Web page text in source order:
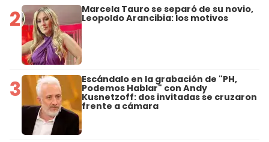
2 Marcela Tauro se separó de su novio,
Leopoldo Arancibia: los motivos
3 Escándalo en la grabación de "PH,
Podemos Hablar" con Andy
Kusnetzoff: dos invitadas se cruzaron
frente a cámara